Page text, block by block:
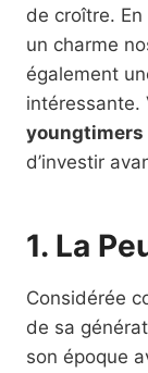
de croître.
un charme
également
intéressante.
youngtimers
d’investir
1. La
Considérée
de sa
son époque